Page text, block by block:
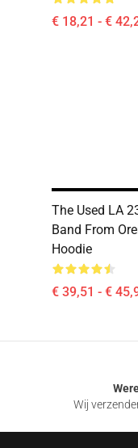
€ 18,21 - €
The Used LA
Band From
Hoodie
€ 39,51 - €
Wij